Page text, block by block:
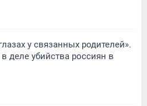
у связанных родителей».
деле убийства россиян в